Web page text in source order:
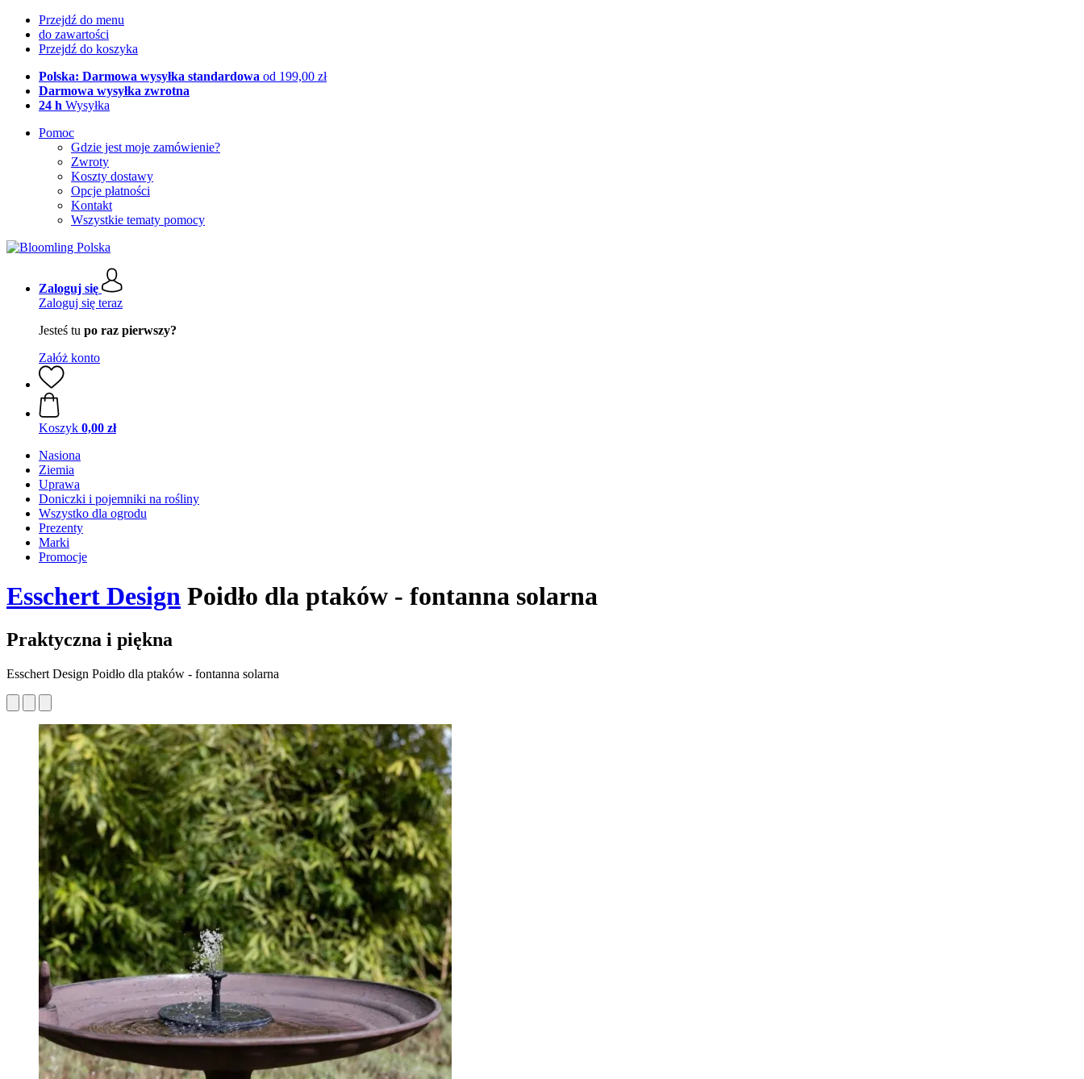
Przejdź do menu
do zawartości
Przejdź do koszyka
Polska: Darmowa wysyłka standardowa od 199,00 zł
Darmowa wysyłka zwrotna
24 h Wysyłka
Pomoc
Gdzie jest moje zamówienie?
Zwroty
Koszty dostawy
Opcje płatności
Kontakt
Wszystkie tematy pomocy
Zaloguj się
Zaloguj się teraz
Jesteś tu po raz pierwszy?
Załóż konto
Koszyk 0,00 zł
Nasiona
Ziemia
Uprawa
Doniczki i pojemniki na rośliny
Wszystko dla ogrodu
Prezenty
Marki
Promocje
Esschert Design Poidło dla ptaków - fontanna solarna
Praktyczna i piękna
Esschert Design Poidło dla ptaków - fontanna solarna